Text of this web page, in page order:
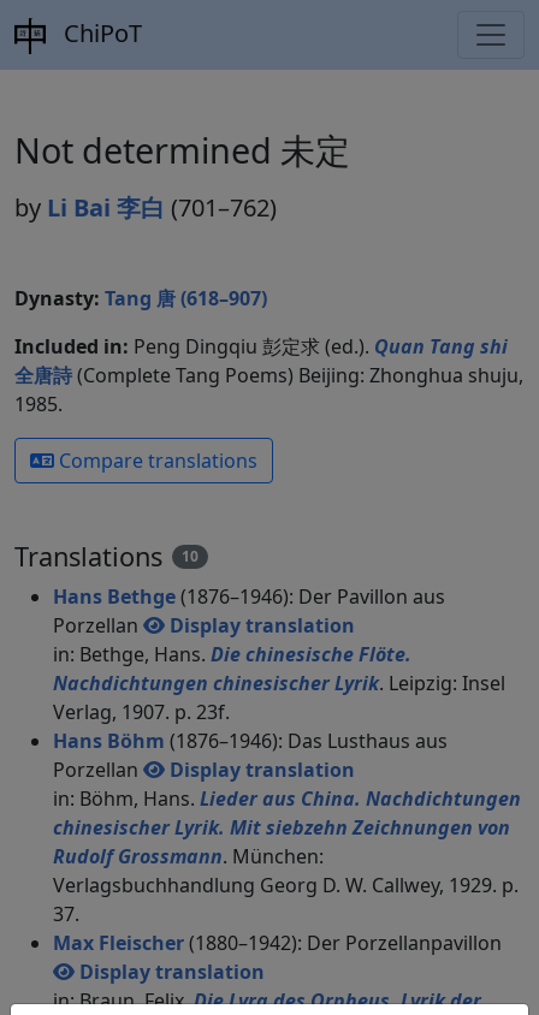
ChiPoT
Not determined 未定
by Li Bai 李白 (701–762)
Dynasty: Tang 唐 (618–907)
Included in: Peng Dingqiu 彭定求 (ed.). Quan Tang shi
全唐詩(Complete Tang Poems) Beijing: Zhonghua shuju,
1985.
Compare translations
Translations 10
Hans Bethge(1876–1946): Der Pavillon aus
Porzellan
Display translation
in: Bethge, Hans. Die chinesische Flöte.
Nachdichtungen chinesischer Lyrik. Leipzig: Insel
Verlag, 1907. p. 23f.
Hans Böhm (1876–1946): Das Lusthaus aus
Porzellan
Display translation
in: Böhm, Hans. Lieder aus China. Nachdichtungen
chinesischer Lyrik. Mit siebzehn Zeichnungen von
Rudolf Grossmann. München:
Verlagsbuchhandlung Georg D. W. Callwey, 1929. p.
37.
Max Fleischer(1880–1942): Der Porzellanpavillon
Display translation
in: Braun, Felix.Die Lyra des Orpheus. Lyrik der